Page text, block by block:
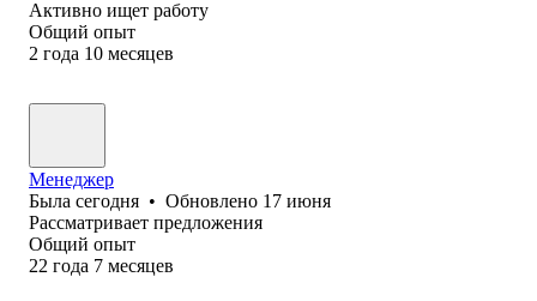
Активно ищет работу
Общий опыт
2 года 10 месяцев
Менеджер
Была сегодня • Обновлено 17 июня
Рассматривает предложения
Общий опыт
22 года 7 месяцев